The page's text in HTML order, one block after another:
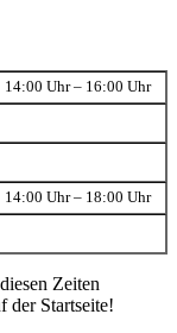
14:00 Uhr – 16:00 Uhr
14:00 Uhr – 18:00 Uhr
Zeiten
der Startseite!